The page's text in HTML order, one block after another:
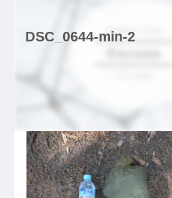
DSC_0644-min-2